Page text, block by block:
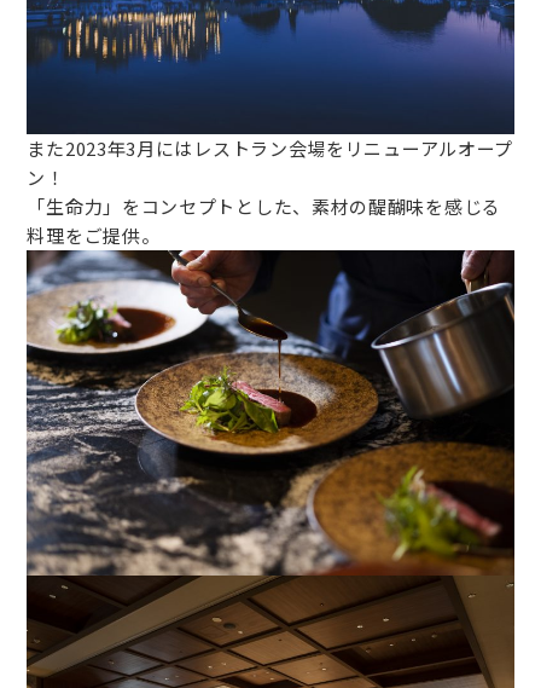
また2023年3月にはレストラン会場をリニューアルオープ
ン！
「生命力」をコンセプトとした、素材の醍醐味を感じる
料理をご提供。